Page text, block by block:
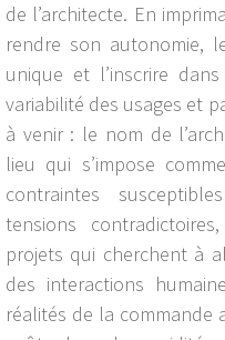
de l’architecte. En
rendre son autonomie,
unique et l’inscrire
variabilité des usages et
à venir : le nom de
lieu qui s’impose
contraintes
tensions
projets qui cherchent à
des interactions
réalités de la commande